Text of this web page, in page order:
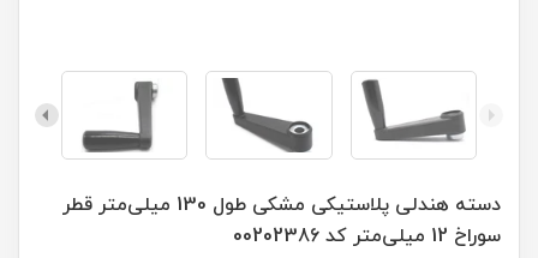
دسته هندلی پلاستیکی مشکی طول 130 میلی‌متر قطر
سوراخ 12 میلی‌متر کد 00202386